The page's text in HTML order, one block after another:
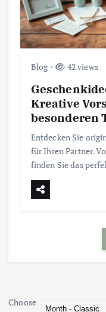
Blog 42 views
Kreative
besonderen
Entdecken Sie
für Ihren Partner.
finden Sie das
Choose